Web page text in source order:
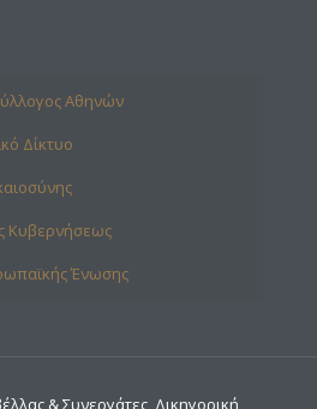
Αθηνών
Δίκτυο
Κυβερνήσεως
Ένωσης
& Συνεργάτες, Δικηγορική